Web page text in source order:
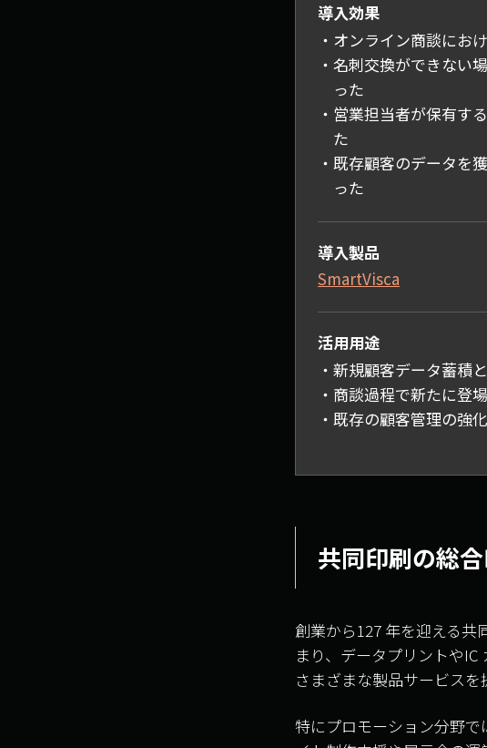
導入効果
オンライン商談にお
名刺交換ができない
った
営業担当者が保有す
た
既存顧客のデータを
った
導入製品
SmartVisca
活用用途
新規顧客データ蓄積
商談過程で新たに登
既存の顧客管理の強化
共同印刷の総
創業から127 年を迎える共
まり、データプリントや
さまざまな製品サービスを
特にプロモーション分野